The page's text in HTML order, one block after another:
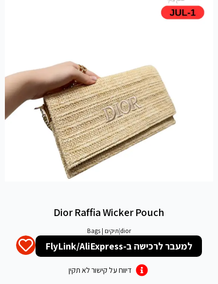
Dior Raffia Wicker Pouch
dior
|תיקים | Bags
למעבר לרכישה ב-FlyLink/AliExpress
דיווח על קישור לא תקין